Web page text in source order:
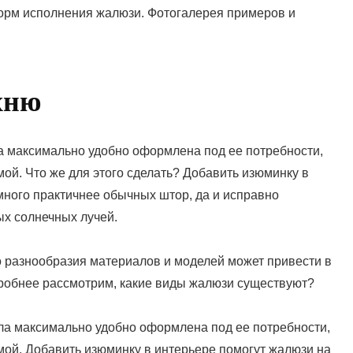
исполнения жалюзи. Фотогалерея примеров и
максимально удобно оформлена под ее потребности,
Что же для этого сделать? Добавить изюминку в
практичнее обычных штор, да и исправно
солнечных лучей.
материалов и моделей может привести в
рассмотрим, какие виды жалюзи существуют?
максимально удобно оформлена под ее потребности,
Добавить изюминку в интерьере помогут жалюзи на